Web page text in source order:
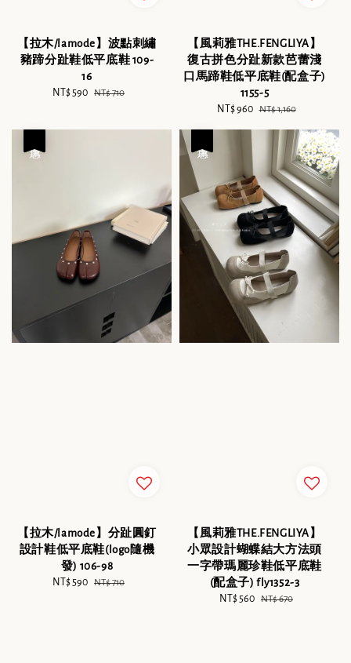
【拉木/lamode】波點刺繡
豬蹄分趾鞋低平底鞋 109-
16
Sale
NT$ 590 Regular
NT$ 710
【風莉雅THE.FENGLIYA】
復古拼色分趾新款芭蕾淺
口馬蹄鞋低平底鞋(配盒子)
1155-5
Sale
NT$ 960 Regular
NT$ 1,160
【拉木/lamode】分趾圓釘
設計鞋低平底鞋(logo隨機
發) 106-98
Sale
NT$ 590 Regular
NT$ 710
【風莉雅THE.FENGLIYA】
小眾設計蝴蝶結大方法頭
一字帶瑪麗珍鞋低平底鞋
(配盒子) fly1352-3
Sale
NT$ 560 Regular
NT$ 670